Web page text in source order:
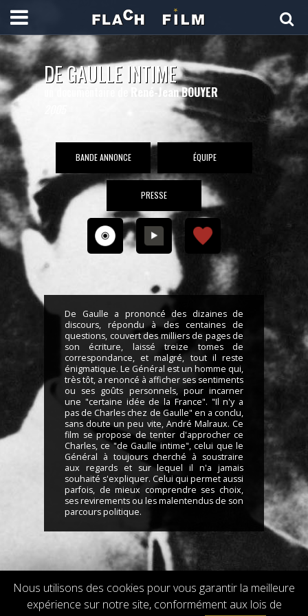
DE GAULLE INTIME
René-Jean BOUYER
BANDE ANNONCE ÉQUIPE
PRESSE
De Gaulle a prononcé des dizaines de
discours, répondu à des centaines de
questions, couvert des milliers de pages de
son écriture, laissé treize tomes de
correspondance, et malgré, tout il reste
énigmatique. Le Général est un homme qui,
très tôt, a renoncé à afficher ses sentiments
ou ses goûts personnels, pour incarner
une "certaine idée de la France". "Il n'y a
pas de Charles chez de Gaulle" en a conclu,
sans doute un peu vite, André Malraux. Ce
film se propose de tenter d'approcher ce
Charles, ce "de Gaulle intime", celui que le
Général à toujours cherché à soustraire
aux regards et sur lequel il n'a jamais
souhaité s'expliquer. Celui qui permet aussi
parfois, de mieux comprendre ses choix,
ses revirements ou les malentendus de son
parcours politique.
Droits de reproduction et de diffusion réservés © 2018 Flach Film
Nous utilisons des cookies pour vous garantir la meilleure
expérience sur notre site, conformément aux lois de